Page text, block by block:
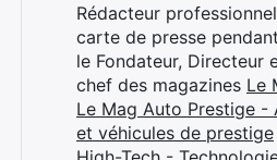
Rédacteur
carte de presse
le Fondateur, Directeur
chef des magazines Le
Le Mag Auto Prestige -
et véhicules de prestige